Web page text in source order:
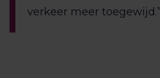
verkeer meer toegewijd.”